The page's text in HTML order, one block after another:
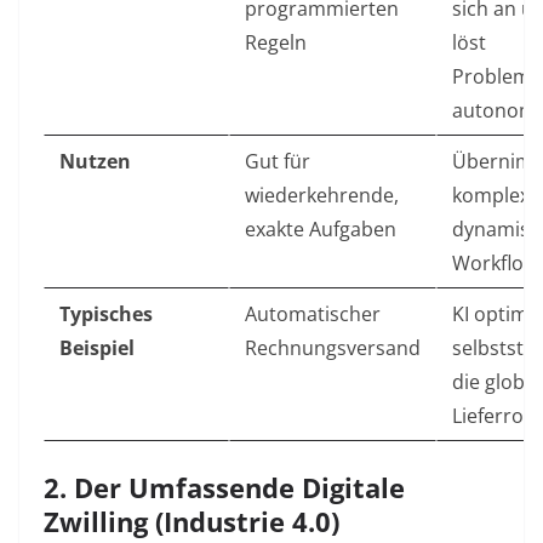
programmierten
Regeln
sich an
löst
Probleme
autonom
Nutzen
Gut für
wiederkehrende,
exakte Aufgaben
Typisches
Beispiel
Automatischer
Rechnungsversand
KI
die
2. Der Umfassende Digitale
Zwilling (Industrie 4.0)